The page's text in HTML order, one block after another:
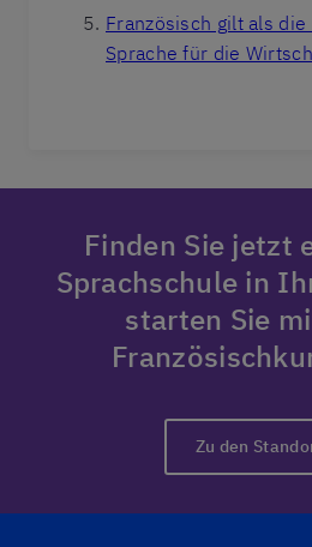
Französisch gilt als
Sprache für die
Finden Sie jetzt
Sprachschule in
starten Sie
Zu den